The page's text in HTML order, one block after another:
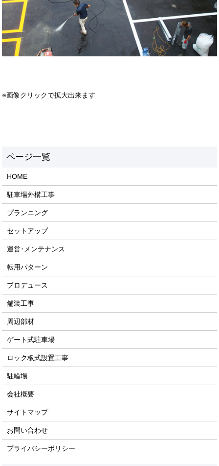
※画像クリックで拡大出来ます
HOME
駐車場外構工事
プランニング
セットアップ
運営･メンテナンス
転用パターン
プロデュース
舗装工事
周辺部材
ゲート式駐車場
ロック板式設置工事
駐輪場
会社概要
サイトマップ
お問い合わせ
プライバシーポリシー